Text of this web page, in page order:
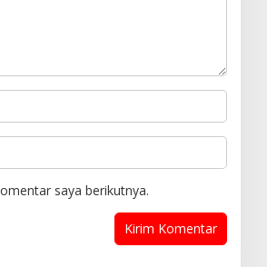
saya berikutnya.